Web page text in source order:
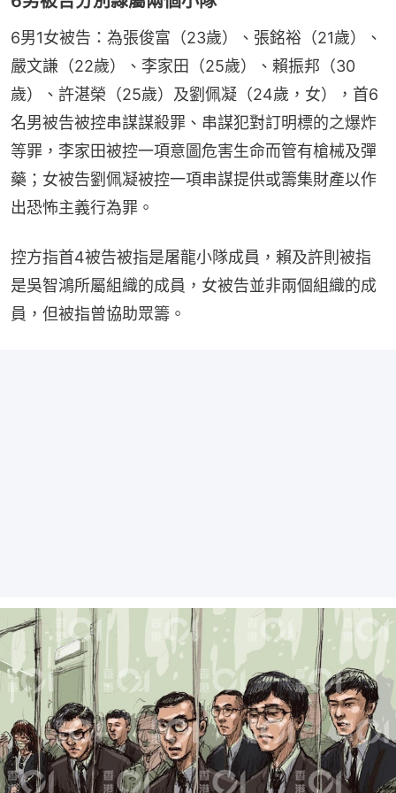
6男1女被告：為張俊富（23歲）、張銘裕（21歲）、
嚴文謙（22歲）、李家田（25歲）、賴振邦（30
歲）、許湛榮（25歲）及劉佩凝（24歲，女），首6
名男被告被控串謀謀殺罪、串謀犯對訂明標的之爆炸
等罪，李家田被控一項意圖危害生命而管有槍械及彈
藥；女被告劉佩凝被控一項串謀提供或籌集財產以作
出恐怖主義行為罪。
控方指首4被告被指是屠龍小隊成員，賴及許則被指
是吳智鴻所屬組織的成員，女被告並非兩個組織的成
員，但被指曾協助眾籌。